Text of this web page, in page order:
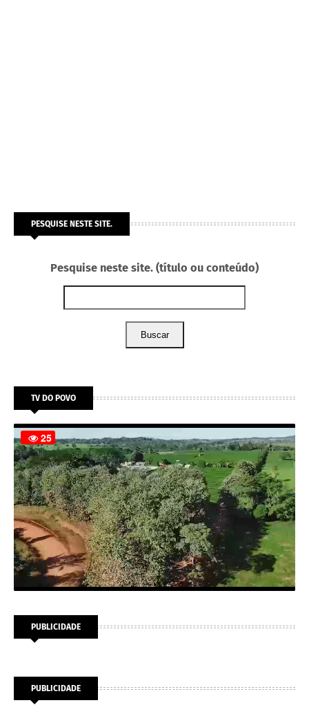
PESQUISE NESTE SITE.
Pesquise neste site. (título ou conteúdo)
Buscar
TV DO POVO
PUBLICIDADE
PUBLICIDADE